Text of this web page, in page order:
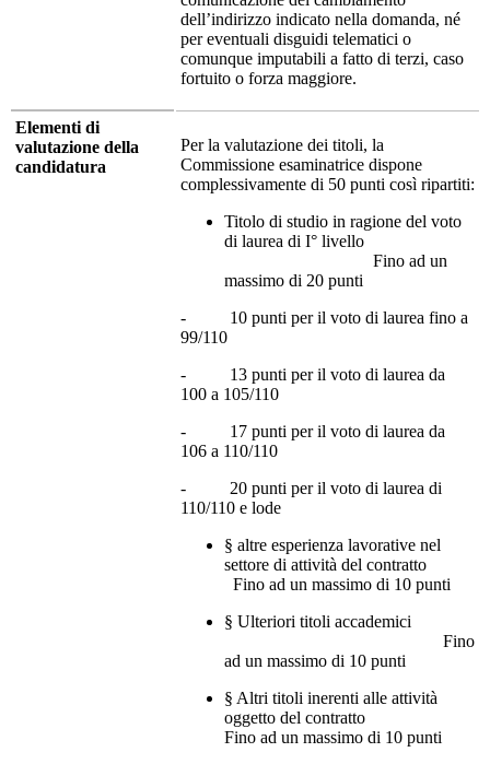
dell’indirizzo indicato nella domanda, né
per eventuali disguidi telematici o
comunque imputabili a fatto di terzi, caso
fortuito o forza maggiore.
Elementi di
valutazione della
candidatura
Per la valutazione dei titoli, la
Commissione esaminatrice dispone
complessivamente di 50 punti così ripartiti:
Titolo di studio in ragione del voto
di laurea di I° livello
Fino ad un
massimo di 20 punti
- 10 punti per il voto di laurea fino a
99/110
- 13 punti per il voto di laurea da
100 a 105/110
- 17 punti per il voto di laurea da
106 a 110/110
- 20 punti per il voto di laurea di
110/110 e lode
§ altre esperienza lavorative nel
settore di attività del contratto
Fino ad un massimo di 10 punti
§ Ulteriori titoli accademici
Fino
ad un massimo di 10 punti
§ Altri titoli inerenti alle attività
oggetto del contratto
Fino ad un massimo di 10 punti